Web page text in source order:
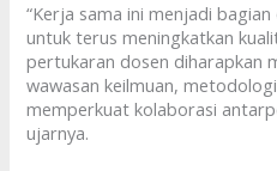
“Kerja sama ini menjadi
untuk terus meningkatkan
pertukaran dosen diharapkan
wawasan keilmuan,
memperkuat kolaborasi
ujarnya.